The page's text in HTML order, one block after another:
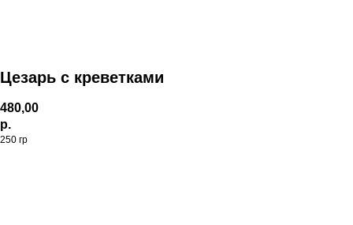
Цезарь с креветками
480,00
р.
250 гр